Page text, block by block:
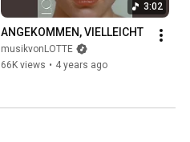
3:02
ANGEKOMMEN, VIELLEICHT
musikvonLOTTE
66K views • 4 years ago